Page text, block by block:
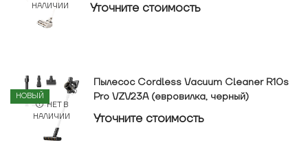
НАЛИЧИИ
Уточнитe стоимость
НОВЫЙ
НЕТ В
НАЛИЧИИ
Пылесос Cordless Vacuum Cleaner R10s
Pro VZV23A (евровилка, черный)
Уточнитe стоимость